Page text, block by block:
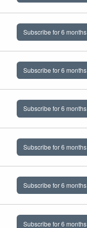
Subscribe for 6 months
Subscribe for 6 months
Subscribe for 6 months
Subscribe for 6 months
Subscribe for 6 months
Subscribe for 6 months